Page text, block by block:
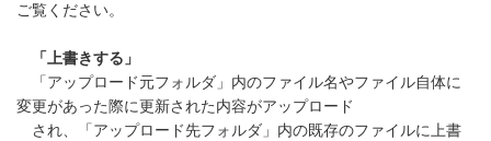
ご覧ください。
「上書きする」
「アップロード元フォルダ」内のファイル名やファイル自体に
変更があった際に更新された内容がアップロード
され、「アップロード先フォルダ」内の既存のファイルに上書